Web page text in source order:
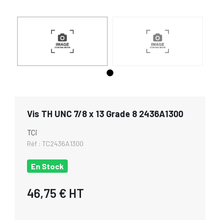
Vis TH UNC 7/8 x 13 Grade 8 2436A1300
TCi
Réf : TC2436A1300
En Stock
46,75 € HT